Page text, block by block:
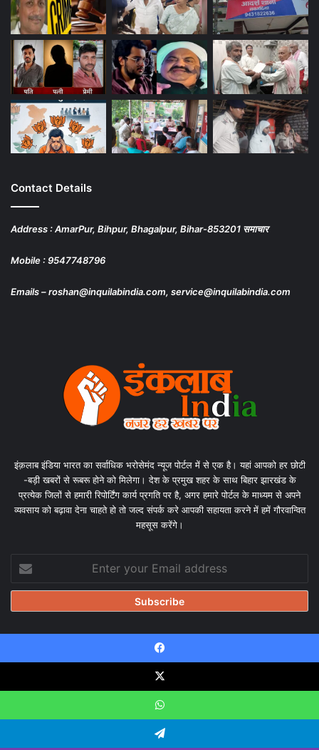
Contact Details
Address : AmarPur, Bihpur, Bhagalpur, Bihar-853201 समाचार
Mobile : 9547748796
Emails – roshan@inquilabindia.com, service@inquilabindia.com
इंक़लाब इंडिया भारत का सर्वाधिक भरोसेमंद न्यूज पोर्टल में से एक है। यहां आपको हर छोटी
-बड़ी खबरों से रूबरू होने को मिलेगा। देश के प्रमुख शहर के साथ बिहार झारखंड के
प्रत्येक जिलों से हमारी रिपोर्टिंग कार्य प्रगति पर है, अगर हमारे पोर्टल के माध्यम से अपने
व्यवसाय को बढ़ावा देना चाहते हो तो जल्द संपर्क करे आपकी सहायता करने में हमें गौरवान्वित
महसूस करेंगे।
your
Email
© Copyright 2026, All Rights Reserved |
Design & Developed
Blog
Contact Us
Facebook
X
WhatsApp
Telegram